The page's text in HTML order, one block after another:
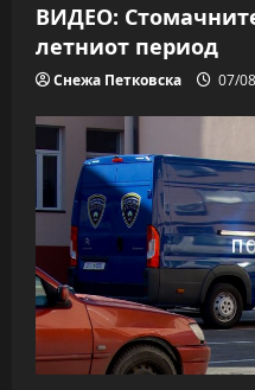
ВИДЕО:
летниот период
Снежа Петковска 07/